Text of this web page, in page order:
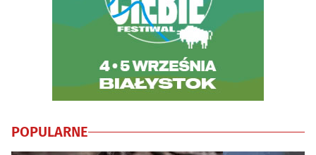
POPULARNE